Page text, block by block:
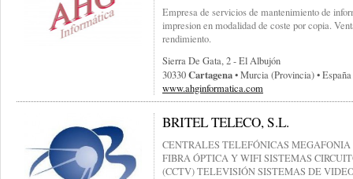
Empresa de servicios de mantenimiento de
impresion en modalidad de coste por copia.
rendimiento.
Sierra De Gata, 2 - El Albujón
30330Cartagena• Murcia (provincia) • España
www.ahginformatica.com
BRITEL TELECO, S.L.
CENTRALES TELEFÓNICAS MEGAFONIA
FIBRA ÓPTICA Y WIFI SISTEMAS
(CCTV) TELEVISIÓN SISTEMAS DE